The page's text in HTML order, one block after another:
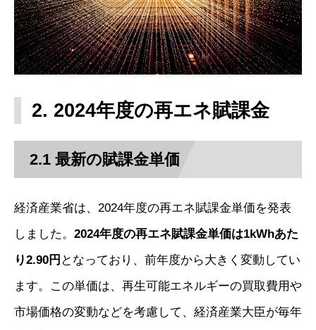
2. 2024年度の再エネ賦課金
2.1 最新の賦課金単価
経済産業省は、2024年度の再エネ賦課金単価を発表
しました。 2024年度の再エネ賦課金単価は1kWhあた
り2.90円 となっており、前年度から大きく変動してい
ます。この単価は、再生可能エネルギーの買取費用や
市場価格の変動などを考慮して、経済産業大臣が毎年